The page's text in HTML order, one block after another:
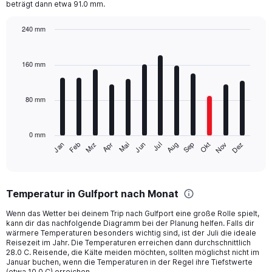
has
Y
values.
beträgt dann etwa 91.0 mm.
with
The
Range:
categories.
The
chart
has
1
Jan Feb Mrz Apr Mai Jun Jul Aug Sep Okt Nov Dez
0 mm
80 mm
160 mm
240 mm
Temperatur in Gulfport nach Monat
Wenn das Wetter bei deinem Trip nach Gulfport eine große Rolle spielt,
kann dir das nachfolgende Diagramm bei der Planung helfen. Falls dir
wärmere Temperaturen besonders wichtig sind, ist der Juli die ideale
Reisezeit im Jahr. Die Temperaturen erreichen dann durchschnittlich
28.0 C. Reisende, die Kälte meiden möchten, sollten möglichst nicht im
Januar buchen, wenn die Temperaturen in der Regel ihre Tiefstwerte